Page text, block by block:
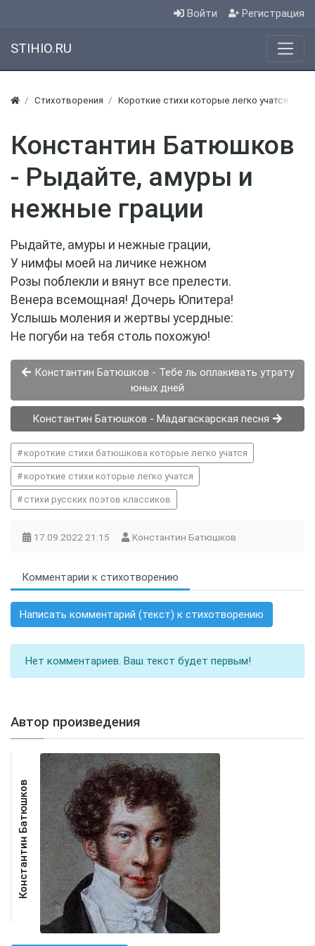
Войти Регистрация
STIHIO.RU
Стихотворения Короткие стихи которые легко учатся
Константин Батюшков
- Рыдайте, амуры и
нежные грации
Рыдайте, амуры и нежные грации,
У нимфы моей на личике нежном
Розы поблекли и вянут все прелести.
Венера всемощная! Дочерь Юпитера!
Услышь моления и жертвы усердные:
Не погуби на тебя столь похожую!
Константин Батюшков - Тебе ль оплакивать утрату
юных дней
Константин Батюшков - Мадагаскарская песня
короткие стихи батюшкова которые легко учатся
короткие стихи которые легко учатся
стихи русских поэтов классиков
17.09.2022 21:15 Константин Батюшков
Комментарии к стихотворению
Написать комментарий (текст) к стихотворению
Нет комментариев. Ваш текст будет первым!
Автор произведения
Константин Батюшков